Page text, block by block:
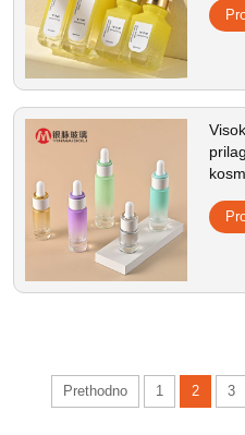
Prethodno 1 2 3